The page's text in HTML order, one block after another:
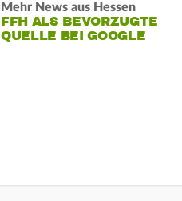
Mehr News aus Hessen
FFH ALS BEVORZUGTE
QUELLE BEI GOOGLE